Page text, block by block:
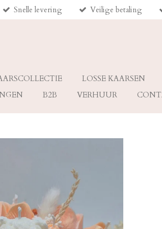
Snelle levering Veilige betaling
LOSSE KAARSEN
B2B VERHUUR